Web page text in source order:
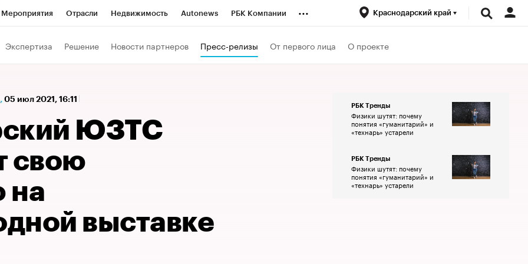
Мероприятия Отрасли Недвижимость Autonews РБК Компании
Экономика Бизнес Технологии и медиа
... Краснодарский край
Экспертиза Решение Новости партнеров Пресс-релизы От первого лица О проекте
, 05 июл 2021, 16:11
ЮЗТС
свою
на
выставке
РБК Тренды
Физики шутят: почему
понятия «гуманитарий» и
«технарь» устарели
РБК Тренды
Физики шутят: почему
понятия «гуманитарий» и
«технарь» устарели